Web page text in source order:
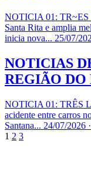
NOTICIA 01: TR~ES
Santa Rita e amplia
inicia nova... 25/07/
NOTICIAS
REGIÃO DO
NOTICIA 01: TRÊS
acidente entre carros
Santana... 24/07/2026
1 2 3